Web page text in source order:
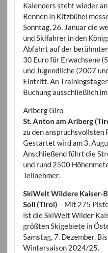
Kalenders steht wieder
Rennen in Kitzbühel
Sonntag, 26. Januar die
und Skifahrer in den
Abfahrt auf der
30 Euro für Erwachsene
und Jugendliche (2007
Eintritt. An
Buchung ausschließlich
Arlberg Giro
St. Anton am Arlberg
zu den anspruchsvollsten
Gestartet wird am 3.
Anschließend führt die
und rund 2500
Teilnehmer.
SkiWelt Wildere Kaiser-
Soll (Tirol) – Mit 275
ist die SkiWelt Wilder
größten Skigebiete in
Samstag, 7. Dezember.
Wintersaison 2024/25.